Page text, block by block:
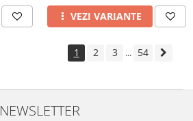
VEZI VARIANTE
1 2 3 ... 54
NEWSLETTER